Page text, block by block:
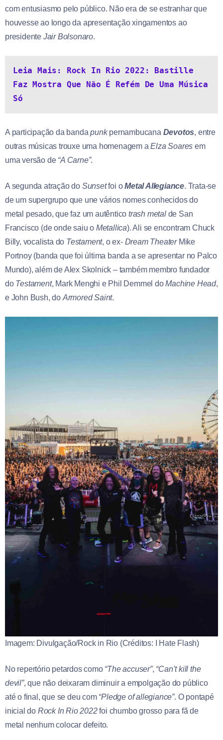
com entusiasmo pelo público. Não era de se estranhar que
houvesse ao longo da apresentação xingamentos ao
presidente Jair Bolsonaro.
Leia Mais: Rock In Rio 2022: Bastille
Faz Mostra Que Não É Refém De Uma Música
Só
A participação da bandapunkpernambucana Devotos, entre
outras músicas trouxe uma homenagem aElza Soares em
uma versão de “A Carne”.
A segunda atração do Sunsetfoi o Metal Allegiance. Trata-se
de um supergrupo que une vários nomes conhecidos do
metal pesado, que faz um autênticotrash metalde San
Francisco (de onde saiu o Metallica). Ali se encontram Chuck
Billy, vocalista do Testament, o ex- Dream Theater Mike
Portnoy (banda que foi última banda a se apresentar no Palco
Mundo), além de Alex Skolnick – também membro fundador
do Testament, Mark Menghi e Phil Demmel doMachine Head,
e John Bush, do Armored Saint.
Imagem: Divulgação/Rock in Rio (Créditos: I Hate Flash)
No repertório petardos como “The accuser”, “Can’t kill the
devil”, que não deixaram diminuir a empolgação do público
até o final, que se deu com “Pledge of allegiance”. O pontapé
inicial do Rock In Rio 2022foi chumbo grosso para fã de
metal nenhum colocar defeito.